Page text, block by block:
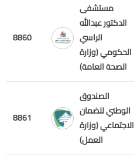
8860
مستشفى
الدكتور عبدالله
الراسي
الحكومي (وزارة
الصحة العامة)
8861
الصندوق
الوطني للضمان
الاجتماعي (وزارة
العمل)